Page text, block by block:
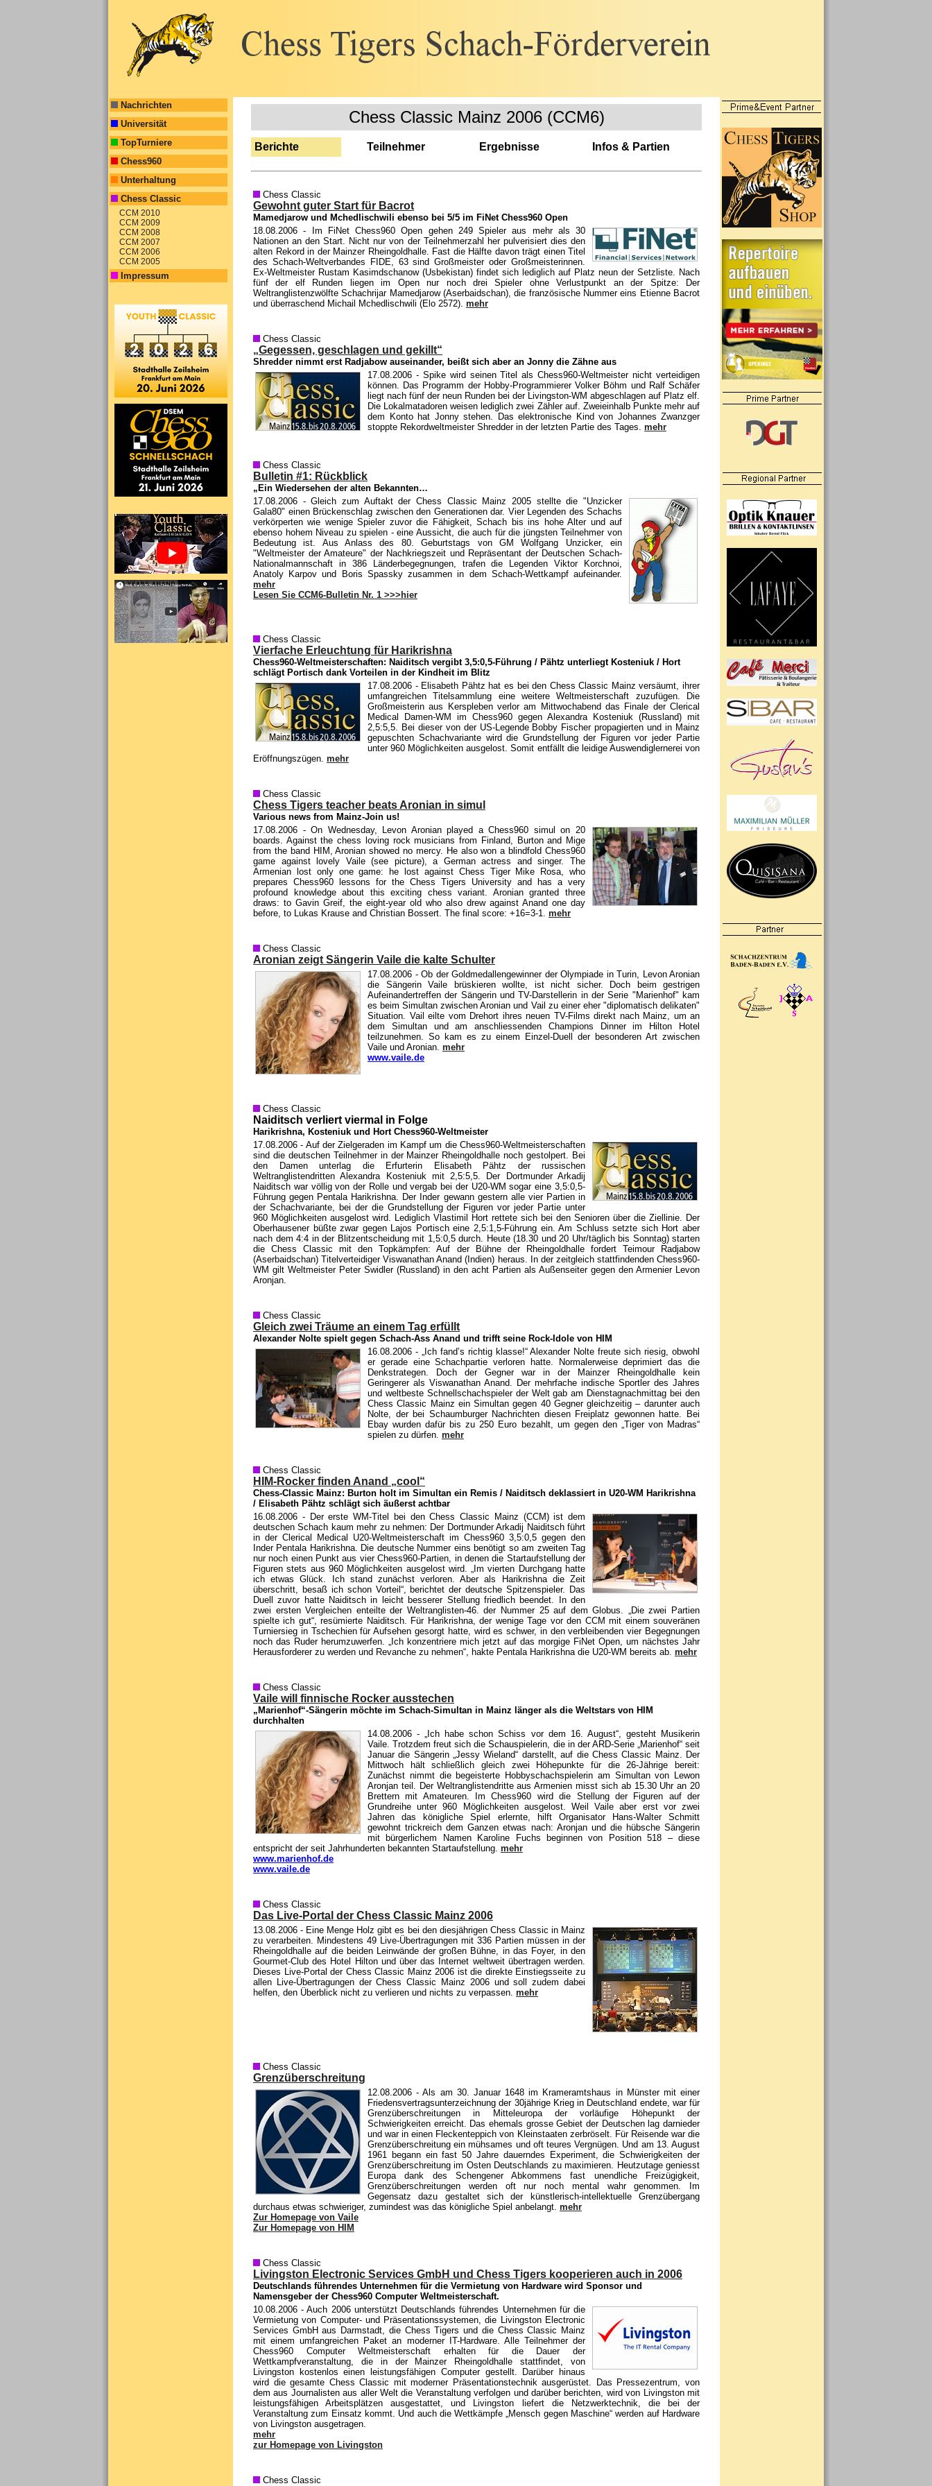
Nachrichten
Universität
TopTurniere
Chess960
Unterhaltung
Chess Classic
CCM 2010
CCM 2009
CCM 2008
CCM 2007
CCM 2006
CCM 2005
Impressum
Chess Classic Mainz 2006 (CCM6)
Berichte Teilnehmer Ergebnisse Infos & Partien
Chess Classic
Gewohnt guter Start für Bacrot
Mamedjarow und Mchedlischwili ebenso bei 5/5 im FiNet Chess960 Open
18.08.2006 - Im FiNet Chess960 Open gehen 249 Spieler aus mehr als 30
Nationen an den Start. Nicht nur von der Teilnehmerzahl her pulverisiert dies den
alten Rekord in der Mainzer Rheingoldhalle. Fast die Hälfte davon trägt einen Titel
des Schach-Weltverbandes FIDE, 63 sind Großmeister oder Großmeisterinnen.
Ex-Weltmeister Rustam Kasimdschanow (Usbekistan) findet sich lediglich auf Platz neun der Setzliste. Nach
fünf der elf Runden liegen im Open nur noch drei Spieler ohne Verlustpunkt an der Spitze: Der
Weltranglistenzwölfte Schachrijar Mamedjarow (Aserbaidschan), die französische Nummer eins Etienne Bacrot
und überraschend Michail Mchedlischwili (Elo 2572). mehr
Chess Classic
„Gegessen, geschlagen und gekillt“
Shredder nimmt erst Radjabow auseinander, beißt sich aber an Jonny die Zähne aus
17.08.2006 - Spike wird seinen Titel als Chess960-Weltmeister nicht verteidigen
können. Das Programm der Hobby-Programmierer Volker Böhm und Ralf Schäfer
liegt nach fünf der neun Runden bei der Livingston-WM abgeschlagen auf Platz elf.
Die Lokalmatadoren weisen lediglich zwei Zähler auf. Zweieinhalb Punkte mehr auf
dem Konto hat Jonny stehen. Das elektronische Kind von Johannes Zwanzger
stoppte Rekordweltmeister Shredder in der letzten Partie des Tages. mehr
Chess Classic
Bulletin #1: Rückblick
„Ein Wiedersehen der alten Bekannten…
17.08.2006 - Gleich zum Auftakt der Chess Classic Mainz 2005 stellte die "Unzicker
Gala80" einen Brückenschlag zwischen den Generationen dar. Vier Legenden des Schachs
verkörperten wie wenige Spieler zuvor die Fähigkeit, Schach bis ins hohe Alter und auf
ebenso hohem Niveau zu spielen - eine Aussicht, die auch für die jüngsten Teilnehmer von
Bedeutung ist. Aus Anlass des 80. Geburtstags von GM Wolfgang Unzicker, ein
"Weltmeister der Amateure" der Nachkriegszeit und Repräsentant der Deutschen Schach-
Nationalmannschaft in 386 Länderbegegnungen, trafen die Legenden Viktor Korchnoi,
Anatoly Karpov und Boris Spassky zusammen in dem Schach-Wettkampf aufeinander.
mehr
Lesen Sie CCM6-Bulletin Nr. 1 >>>hier
Chess Classic
Vierfache Erleuchtung für Harikrishna
Chess960-Weltmeisterschaften: Naiditsch vergibt 3,5:0,5-Führung / Pähtz unterliegt Kosteniuk / Hort
schlägt Portisch dank Vorteilen in der Kindheit im Blitz
17.08.2006 - Elisabeth Pähtz hat es bei den Chess Classic Mainz versäumt, ihrer
umfangreichen Titelsammlung eine weitere Weltmeisterschaft zuzufügen. Die
Großmeisterin aus Kerspleben verlor am Mittwochabend das Finale der Clerical
Medical Damen-WM im Chess960 gegen Alexandra Kosteniuk (Russland) mit
2,5:5,5. Bei dieser von der US-Legende Bobby Fischer propagierten und in Mainz
gepuschten Schachvariante wird die Grundstellung der Figuren vor jeder Partie
unter 960 Möglichkeiten ausgelost. Somit entfällt die leidige Auswendiglernerei von
Eröffnungszügen. mehr
Chess Classic
Chess Tigers teacher beats Aronian in simul
Various news from Mainz-Join us!
17.08.2006 - On Wednesday, Levon Aronian played a Chess960 simul on 20
boards. Against the chess loving rock musicians from Finland, Burton and Mige
from the band HIM, Aronian showed no mercy. He also won a blindfold Chess960
game against lovely Vaile (see picture), a German actress and singer. The
Armenian lost only one game: he lost against Chess Tiger Mike Rosa, who
prepares Chess960 lessons for the Chess Tigers University and has a very
profound knowledge about this exciting chess variant. Aronian granted three
draws: to Gavin Greif, the eight-year old who also drew against Anand one day
before, to Lukas Krause and Christian Bossert. The final score: +16=3-1. mehr
Chess Classic
Aronian zeigt Sängerin Vaile die kalte Schulter
17.08.2006 - Ob der Goldmedallengewinner der Olympiade in Turin, Levon Aronian
die Sängerin Vaile brüskieren wollte, ist nicht sicher. Doch beim gestrigen
Aufeinandertreffen der Sängerin und TV-Darstellerin in der Serie "Marienhof" kam
es beim Simultan zwischen Aronian und Vail zu einer eher "diplomatisch delikaten"
Situation. Vail eilte vom Drehort ihres neuen TV-Films direkt nach Mainz, um an
dem Simultan und am anschliessenden Champions Dinner im Hilton Hotel
teilzunehmen. So kam es zu einem Einzel-Duell der besonderen Art zwischen
Vaile und Aronian. mehr
www.vaile.de
Chess Classic
Naiditsch verliert viermal in Folge
Harikrishna, Kosteniuk und Hort Chess960-Weltmeister
17.08.2006 - Auf der Zielgeraden im Kampf um die Chess960-Weltmeisterschaften
sind die deutschen Teilnehmer in der Mainzer Rheingoldhalle noch gestolpert. Bei
den Damen unterlag die Erfurterin Elisabeth Pähtz der russischen
Weltranglistendritten Alexandra Kosteniuk mit 2,5:5,5. Der Dortmunder Arkadij
Naiditsch war völlig von der Rolle und vergab bei der U20-WM sogar eine 3,5:0,5-
Führung gegen Pentala Harikrishna. Der Inder gewann gestern alle vier Partien in
der Schachvariante, bei der die Grundstellung der Figuren vor jeder Partie unter
960 Möglichkeiten ausgelost wird. Lediglich Vlastimil Hort rettete sich bei den Senioren über die Ziellinie. Der
Oberhausener büßte zwar gegen Lajos Portisch eine 2,5:1,5-Führung ein. Am Schluss setzte sich Hort aber
nach dem 4:4 in der Blitzentscheidung mit 1,5:0,5 durch. Heute (18.30 und 20 Uhr/täglich bis Sonntag) starten
die Chess Classic mit den Topkämpfen: Auf der Bühne der Rheingoldhalle fordert Teimour Radjabow
(Aserbaidschan) Titelverteidiger Viswanathan Anand (Indien) heraus. In der zeitgleich stattfindenden Chess960-
WM gilt Weltmeister Peter Swidler (Russland) in den acht Partien als Außenseiter gegen den Armenier Levon
Aronjan.
Chess Classic
Gleich zwei Träume an einem Tag erfüllt
Alexander Nolte spielt gegen Schach-Ass Anand und trifft seine Rock-Idole von HIM
16.08.2006 - „Ich fand’s richtig klasse!“ Alexander Nolte freute sich riesig, obwohl
er gerade eine Schachpartie verloren hatte. Normalerweise deprimiert das die
Denkstrategen. Doch der Gegner war in der Mainzer Rheingoldhalle kein
Geringerer als Viswanathan Anand. Der mehrfache indische Sportler des Jahres
und weltbeste Schnellschachspieler der Welt gab am Dienstagnachmittag bei den
Chess Classic Mainz ein Simultan gegen 40 Gegner gleichzeitig – darunter auch
Nolte, der bei Schaumburger Nachrichten diesen Freiplatz gewonnen hatte. Bei
Ebay wurden dafür bis zu 250 Euro bezahlt, um gegen den „Tiger von Madras“
spielen zu dürfen. mehr
Chess Classic
HIM-Rocker finden Anand „cool“
Chess-Classic Mainz: Burton holt im Simultan ein Remis / Naiditsch deklassiert in U20-WM Harikrishna
/ Elisabeth Pähtz schlägt sich äußerst achtbar
16.08.2006 - Der erste WM-Titel bei den Chess Classic Mainz (CCM) ist dem
deutschen Schach kaum mehr zu nehmen: Der Dortmunder Arkadij Naiditsch führt
in der Clerical Medical U20-Weltmeisterschaft im Chess960 3,5:0,5 gegen den
Inder Pentala Harikrishna. Die deutsche Nummer eins benötigt so am zweiten Tag
nur noch einen Punkt aus vier Chess960-Partien, in denen die Startaufstellung der
Figuren stets aus 960 Möglichkeiten ausgelost wird. „Im vierten Durchgang hatte
ich etwas Glück. Ich stand zunächst verloren. Aber als Harikrishna die Zeit
überschritt, besaß ich schon Vorteil“, berichtet der deutsche Spitzenspieler. Das
Duell zuvor hatte Naiditsch in leicht besserer Stellung friedlich beendet. In den
zwei ersten Vergleichen enteilte der Weltranglisten-46. der Nummer 25 auf dem Globus. „Die zwei Partien
spielte ich gut“, resümierte Naiditsch. Für Harikrishna, der wenige Tage vor den CCM mit einem souveränen
Turniersieg in Tschechien für Aufsehen gesorgt hatte, wird es schwer, in den verbleibenden vier Begegnungen
noch das Ruder herumzuwerfen. „Ich konzentriere mich jetzt auf das morgige FiNet Open, um nächstes Jahr
Herausforderer zu werden und Revanche zu nehmen“, hakte Pentala Harikrishna die U20-WM bereits ab. mehr
Chess Classic
Vaile will finnische Rocker ausstechen
„Marienhof“-Sängerin möchte im Schach-Simultan in Mainz länger als die Weltstars von HIM
durchhalten
14.08.2006 - „Ich habe schon Schiss vor dem 16. August“, gesteht Musikerin
Vaile. Trotzdem freut sich die Schauspielerin, die in der ARD-Serie „Marienhof“ seit
Januar die Sängerin „Jessy Wieland“ darstellt, auf die Chess Classic Mainz. Der
Mittwoch hält schließlich gleich zwei Höhepunkte für die 26-Jährige bereit:
Zunächst nimmt die begeisterte Hobbyschachspielerin am Simultan von Lewon
Aronjan teil. Der Weltranglistendritte aus Armenien misst sich ab 15.30 Uhr an 20
Brettern mit Amateuren. Im Chess960 wird die Stellung der Figuren auf der
Grundreihe unter 960 Möglichkeiten ausgelost. Weil Vaile aber erst vor zwei
Jahren das königliche Spiel erlernte, hilft Organisator Hans-Walter Schmitt
gewohnt trickreich dem Ganzen etwas nach: Aronjan und die hübsche Sängerin
mit bürgerlichem Namen Karoline Fuchs beginnen von Position 518 – diese
entspricht der seit Jahrhunderten bekannten Startaufstellung. mehr
www.marienhof.de
www.vaile.de
Chess Classic
Das Live-Portal der Chess Classic Mainz 2006
13.08.2006 - Eine Menge Holz gibt es bei den diesjährigen Chess Classic in Mainz
zu verarbeiten. Mindestens 49 Live-Übertragungen mit 336 Partien müssen in der
Rheingoldhalle auf die beiden Leinwände der großen Bühne, in das Foyer, in den
Gourmet-Club des Hotel Hilton und über das Internet weltweit übertragen werden.
Dieses Live-Portal der Chess Classic Mainz 2006 ist die direkte Einstiegsseite zu
allen Live-Übertragungen der Chess Classic Mainz 2006 und soll zudem dabei
helfen, den Überblick nicht zu verlieren und nichts zu verpassen. mehr
Chess Classic
Grenzüberschreitung
12.08.2006 - Als am 30. Januar 1648 im Krameramtshaus in Münster mit einer
Friedensvertragsunterzeichnung der 30jährige Krieg in Deutschland endete, war für
Grenzüberschreitungen in Mitteleuropa der vorläufige Höhepunkt der
Schwierigkeiten erreicht. Das ehemals grosse Gebiet der Deutschen lag darnieder
und war in einen Fleckenteppich von Kleinstaaten zerbröselt. Für Reisende war die
Grenzüberschreitung ein mühsames und oft teures Vergnügen. Und am 13. August
1961 begann ein fast 50 Jahre dauerndes Experiment, die Schwierigkeiten der
Grenzüberschreitung im Osten Deutschlands zu maximieren. Heutzutage geniesst
Europa dank des Schengener Abkommens fast unendliche Freizügigkeit,
Grenzüberschreitungen werden oft nur noch mental wahr genommen. Im
Gegensatz dazu gestaltet sich der künstlerisch-intellektuelle Grenzübergang
durchaus etwas schwieriger, zumindest was das königliche Spiel anbelangt. mehr
Zur Homepage von Vaile
Zur Homepage von HIM
Chess Classic
Livingston Electronic Services GmbH und Chess Tigers kooperieren auch in 2006
Deutschlands führendes Unternehmen für die Vermietung von Hardware wird Sponsor und
Namensgeber der Chess960 Computer Weltmeisterschaft.
10.08.2006 - Auch 2006 unterstützt Deutschlands führendes Unternehmen für die
Vermietung von Computer- und Präsentationssystemen, die Livingston Electronic
Services GmbH aus Darmstadt, die Chess Tigers und die Chess Classic Mainz
mit einem umfangreichen Paket an moderner IT-Hardware. Alle Teilnehmer der
Chess960 Computer Weltmeisterschaft erhalten für die Dauer der
Wettkampfveranstaltung, die in der Mainzer Rheingoldhalle stattfindet, von
Livingston kostenlos einen leistungsfähigen Computer gestellt. Darüber hinaus
wird die gesamte Chess Classic mit moderner Präsentationstechnik ausgerüstet. Das Pressezentrum, von
dem aus Journalisten aus aller Welt die Veranstaltung verfolgen und darüber berichten, wird von Livingston mit
leistungsfähigen Arbeitsplätzen ausgestattet, und Livingston liefert die Netzwerktechnik, die bei der
Veranstaltung zum Einsatz kommt. Und auch die Wettkämpfe „Mensch gegen Maschine“ werden auf Hardware
von Livingston ausgetragen.
mehr
zur Homepage von Livingston
Chess Classic